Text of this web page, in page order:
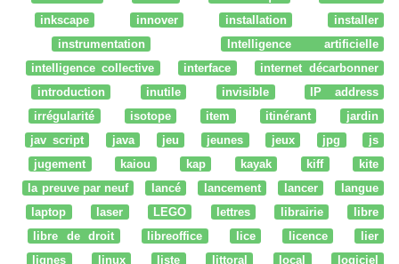
inkscape
innover installation
installer
instrumentation
Intelligence artificielle
intelligence collective
interface
internet décarbonner
introduction
inutile invisible
IP address
irrégularité
isotope item itinérant
jardin
jav script
java jeu jeunes jeux jpg
js
jugement
kaiou kap kayak kiff
kite
la preuve par neuf
lancé lancement lancer
langue
laptop
laser LEGO lettres librairie
libre
libre de droit
libreoffice lice licence
lier
lignes
linux liste littoral local
logiciel